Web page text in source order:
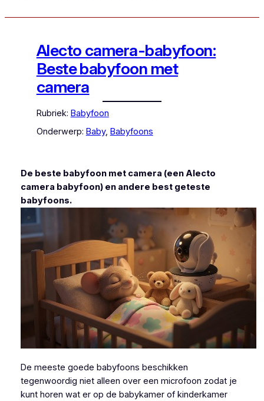
Alecto camera-babyfoon:
Beste babyfoon met
camera
Rubriek: Babyfoon
Onderwerp: Baby, Babyfoons
De beste babyfoon met camera (een Alecto
camera babyfoon) en andere best geteste
babyfoons.
De meeste goede babyfoons beschikken
tegenwoordig niet alleen over een microfoon zodat je
kunt horen wat er op de babykamer of kinderkamer